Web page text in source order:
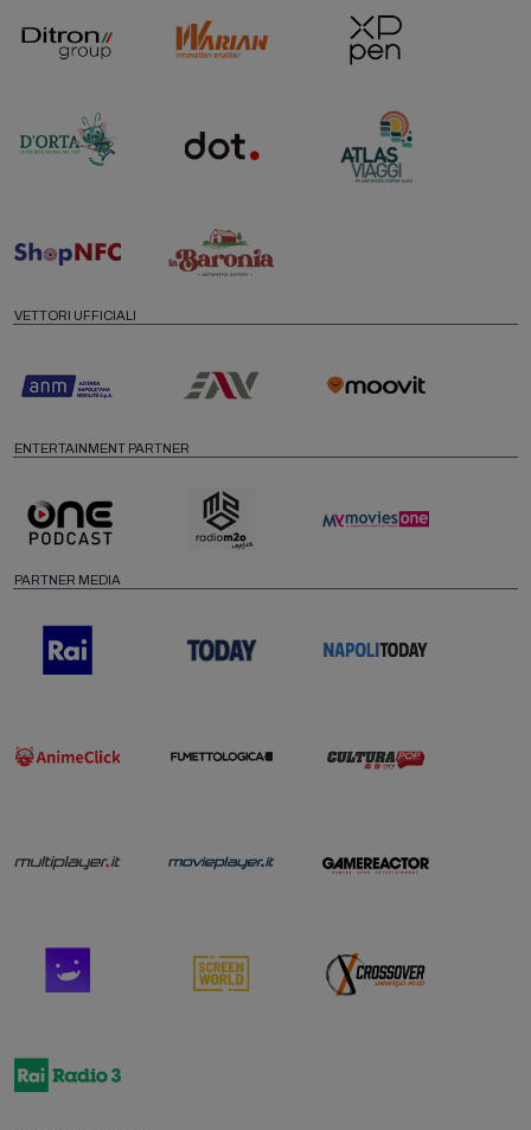
VETTORI UFFICIALI
ENTERTAINMENT PARTNER
PARTNER MEDIA